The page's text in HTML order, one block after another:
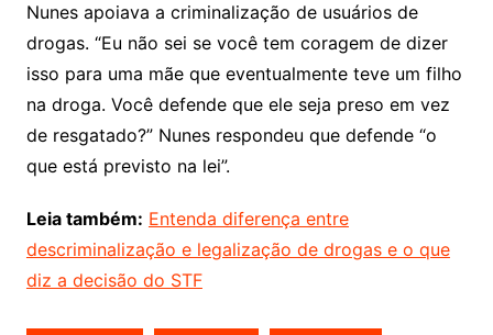
Nunes apoiava a criminalização de usuários de
drogas. “Eu não sei se você tem coragem de dizer
isso para uma mãe que eventualmente teve um filho
na droga. Você defende que ele seja preso em vez
de resgatado?” Nunes respondeu que defende “o
que está previsto na lei”.
Leia também: Entenda diferença entre
descriminalização e legalização de drogas e o que
diz a decisão do STF